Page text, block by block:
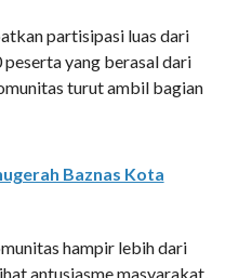
partisipasi luas dari
yang berasal dari
turut ambil bagian
Baznas Kota
hampir lebih dari
antusiasme masyarakat,